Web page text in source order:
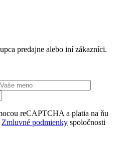
predajne alebo iní zákazníci.
reCAPTCHA a platia na ňu
Zmluvné podmienky spoločnosti